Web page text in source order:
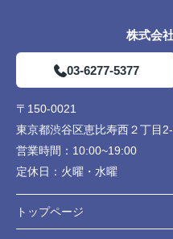
株式会
03-6277-5377
〒150-0021
東京都渋谷区恵比寿西２丁目
営業時間： 10:00~19:00
定休日： 火曜・水曜
トップページ